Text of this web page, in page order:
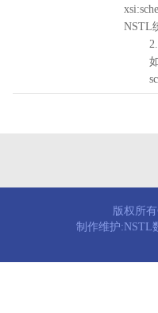
NSTL
2.
如需
版权所
制作维护:NSTL